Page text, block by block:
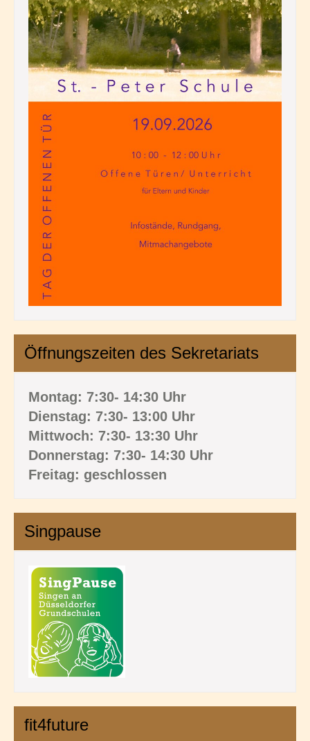
Öffnungszeiten des Sekretariats
Montag: 7:30- 14:30 Uhr
Dienstag: 7:30- 13:00 Uhr
Mittwoch: 7:30- 13:30 Uhr
Donnerstag: 7:30- 14:30 Uhr
Freitag: geschlossen
Singpause
fit4future